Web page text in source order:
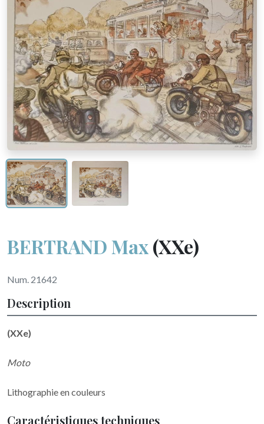
BERTRAND Max(XXe)
Num. 21642
Description
(XXe)
Moto
Lithographie en couleurs
Caractéristiques techniques